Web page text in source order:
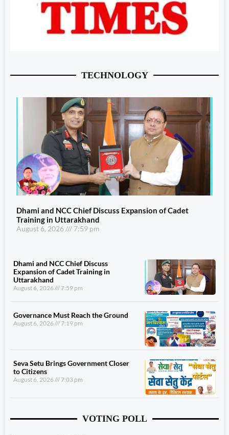
TECHNOLOGY
Dhami and NCC Chief Discuss Expansion of Cadet
Training in Uttarakhand
August 6, 2026 7:59 pm
Dhami and NCC Chief Discuss
Expansion of Cadet Training in
Uttarakhand
August 6, 2026 7:59 pm
Governance Must Reach the Ground
August 6, 2026 7:19 pm
Seva Setu Brings Government Closer
to Citizens
August 6, 2026 7:03 pm
VOTING POLL